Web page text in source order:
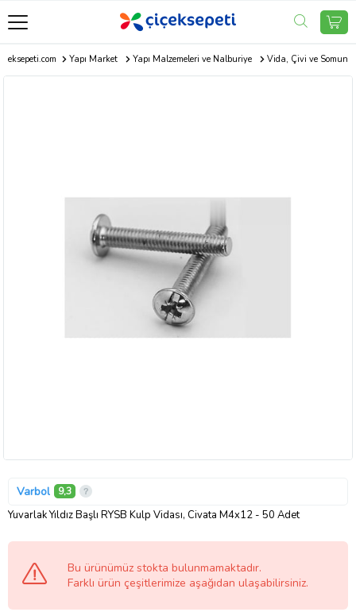
Yapı Market Yapı Malzemeleri ve Nalburiye Vida, Çivi ve Somun
Varbol 9,3
Yuvarlak Yıldız Başlı RYSB Kulp Vidası, Civata M4x12 - 50 Adet
Bu ürünümüz stokta bulunmamaktadır.
Farklı ürün çeşitlerimize aşağıdan ulaşabilirsiniz.